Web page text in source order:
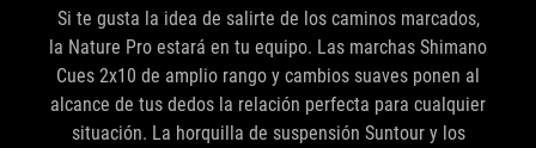
Si te gusta la idea de salirte de los caminos marcados,
la Nature Pro estará en tu equipo. Las marchas Shimano
Cues 2x10 de amplio rango y cambios suaves ponen al
alcance de tus dedos la relación perfecta para cualquier
situación. La horquilla de suspensión Suntour y los